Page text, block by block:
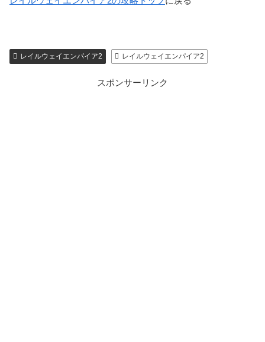
レイルウェイエンパイア2 レイルウェイエンパイア2
スポンサーリンク